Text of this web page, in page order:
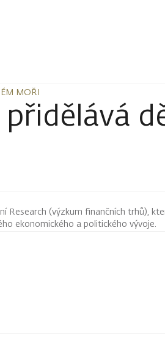
MOŘI
MOŘI
Research (výzkum finančních trhů),
ekonomického a politického vývoje.